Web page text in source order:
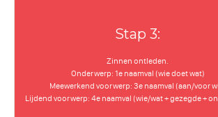
Stap 3:
Zinnen ontleden.
Onderwerp: 1e naamval (wie doet wat)
Meewerkend voorwerp: 3e naamval (aan/voor
Lijdend voorwerp: 4e naamval (wie/wat + gezegde +